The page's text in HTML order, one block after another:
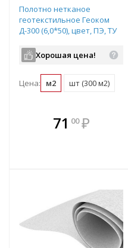
Полотно нетканое
геотекстильное Геоком
Д-300 (6,0*50), цвет, ПЭ, ТУ
Хорошая цена!
Цена: м2 шт (300 м2)
71 00 ₽
В комплекте
всегда выгоднее!